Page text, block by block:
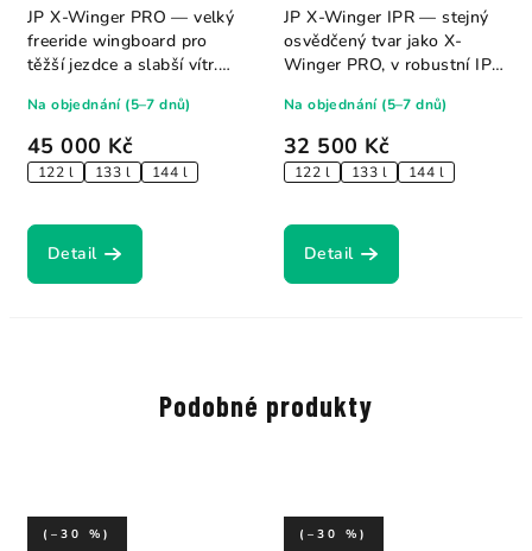
45 000 Kč
122 l 133 l 144 l
Na objednání (5–7 dnů)
Detail
JP X-Winger PRO — velký
freeride wingboard pro
těžší jezdce a slabší vítr.
32 500 Kč
122 l 133 l 144 l
Na objednání (5–7 dnů)
Detail
JP X-Winger IPR — stejný
osvědčený tvar jako X-
Winger PRO, v robustní IPR
Podobné produkty
(–30 %) (–30 %)